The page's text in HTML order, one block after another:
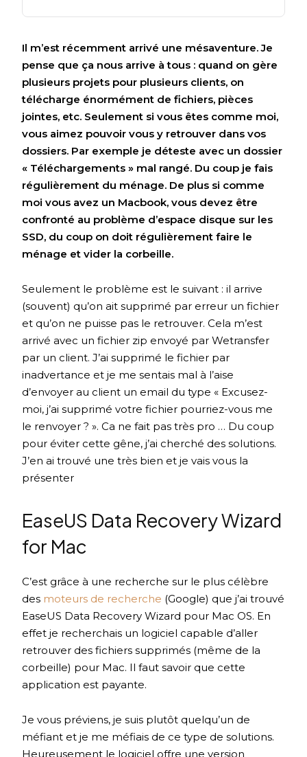
Il m’est récemment arrivé une mésaventure. Je
pense que ça nous arrive à tous : quand on gère
plusieurs projets pour plusieurs clients, on
télécharge énormément de fichiers, pièces
jointes, etc. Seulement si vous êtes comme moi,
vous aimez pouvoir vous y retrouver dans vos
dossiers. Par exemple je déteste avec un dossier
« Téléchargements » mal rangé. Du coup je fais
régulièrement du ménage. De plus si comme
moi vous avez un Macbook, vous devez être
confronté au problème d’espace disque sur les
SSD, du coup on doit régulièrement faire le
ménage et vider la corbeille.
Seulement le problème est le suivant : il arrive
(souvent) qu’on ait supprimé par erreur un fichier
et qu’on ne puisse pas le retrouver. Cela m’est
arrivé avec un fichier zip envoyé par Wetransfer
par un client. J’ai supprimé le fichier par
inadvertance et je me sentais mal à l’aise
d’envoyer au client un email du type « Excusez-
moi, j’ai supprimé votre fichier pourriez-vous me
le renvoyer ? ». Ca ne fait pas très pro … Du coup
pour éviter cette gêne, j’ai cherché des solutions.
J’en ai trouvé une très bien et je vais vous la
présenter
EaseUS Data Recovery Wizard
for Mac
C’est grâce à une recherche sur le plus célèbre
des moteurs de recherche (Google) que j’ai trouvé
EaseUS Data Recovery Wizard pour Mac OS. En
effet je recherchais un logiciel capable d’aller
retrouver des fichiers supprimés (même de la
corbeille) pour Mac. Il faut savoir que cette
application est payante.
Je vous préviens, je suis plutôt quelqu’un de
méfiant et je me méfiais de ce type de solutions.
Heureusement le logiciel offre une version